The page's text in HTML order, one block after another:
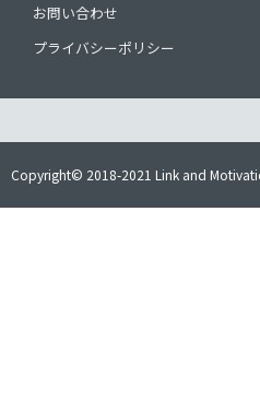
お問い合わせ
プライバシーポリシー
Copyright© 2018-2021 Link and